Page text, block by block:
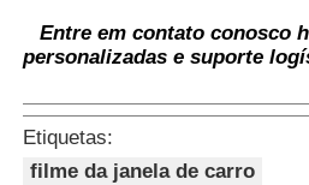
Entre em contato conosco
personalizadas e suporte
Etiquetas:
filme da janela de carro